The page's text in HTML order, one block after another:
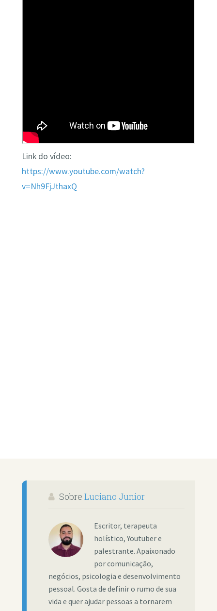
Link do vídeo:
https://www.youtube.com/watch?
v=Nh9FjJthaxQ
Sobre Luciano Junior
Escritor, terapeuta
holístico, Youtuber e
palestrante. Apaixonado
por comunicação,
negócios, psicologia e desenvolvimento
pessoal. Gosta de definir o rumo de sua
vida e quer ajudar pessoas a tornarem